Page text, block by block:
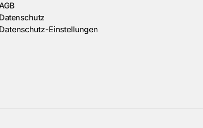
Datenschutz
Datenschutz-Einstellungen